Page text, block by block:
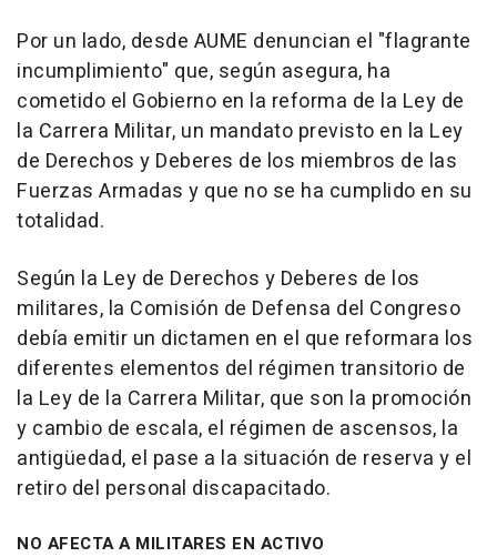
Por un lado, desde AUME denuncian el "flagrante
incumplimiento" que, según asegura, ha
cometido el Gobierno en la reforma de la Ley de
la Carrera Militar, un mandato previsto en la Ley
de Derechos y Deberes de los miembros de las
Fuerzas Armadas y que no se ha cumplido en su
totalidad.
Según la Ley de Derechos y Deberes de los
militares, la Comisión de Defensa del Congreso
debía emitir un dictamen en el que reformara los
diferentes elementos del régimen transitorio de
la Ley de la Carrera Militar, que son la promoción
y cambio de escala, el régimen de ascensos, la
antigüedad, el pase a la situación de reserva y el
retiro del personal discapacitado.
NO AFECTA A MILITARES EN ACTIVO